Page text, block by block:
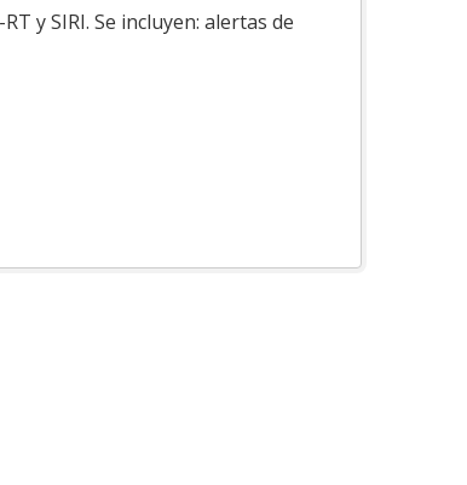
y SIRI. Se incluyen: alertas de